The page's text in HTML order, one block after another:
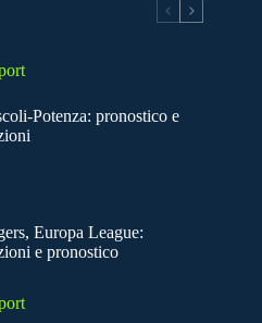
Potenza: pronostico e
Europa League:
e pronostico